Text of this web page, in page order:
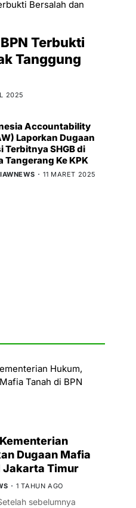
Terbukti
Tanggung
2025
Accountability
Laporkan Dugaan
Terbitnya SHGB di
Tangerang Ke KPK
11 MARET 2025
Dugaan Mafia
Jakarta Timur
1 TAHUN AGO
sebelumnya